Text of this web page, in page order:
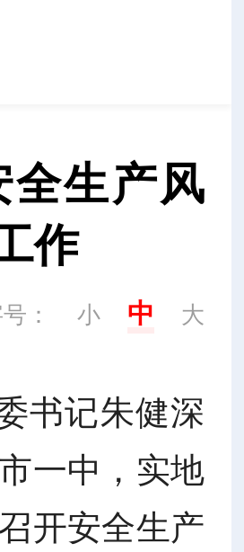
全生产风
作
： 小 中 大
书记朱健深
一中，实地
开安全生产